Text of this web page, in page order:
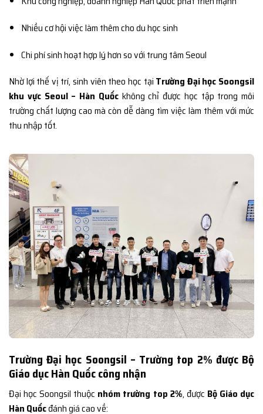
Nhiều cơ hội việc làm thêm cho du học sinh
Chi phí sinh hoạt hợp lý hơn so với trung tâm Seoul
Nhờ lợi thế vị trí, sinh viên theo học tại Trường Đại học Soongsil
khu vực Seoul – Hàn Quốckhông chỉ được học tập trong môi
trường chất lượng cao mà còn dễ dàng tìm việc làm thêm với mức
thu nhập tốt.
Trường Đại học Soongsil – Trường top 2% được Bộ
Giáo dục Hàn Quốc công nhận
Đại học Soongsil thuộc nhóm trường top 2%, được Bộ Giáo dục
Hàn Quốcđánh giá cao về: